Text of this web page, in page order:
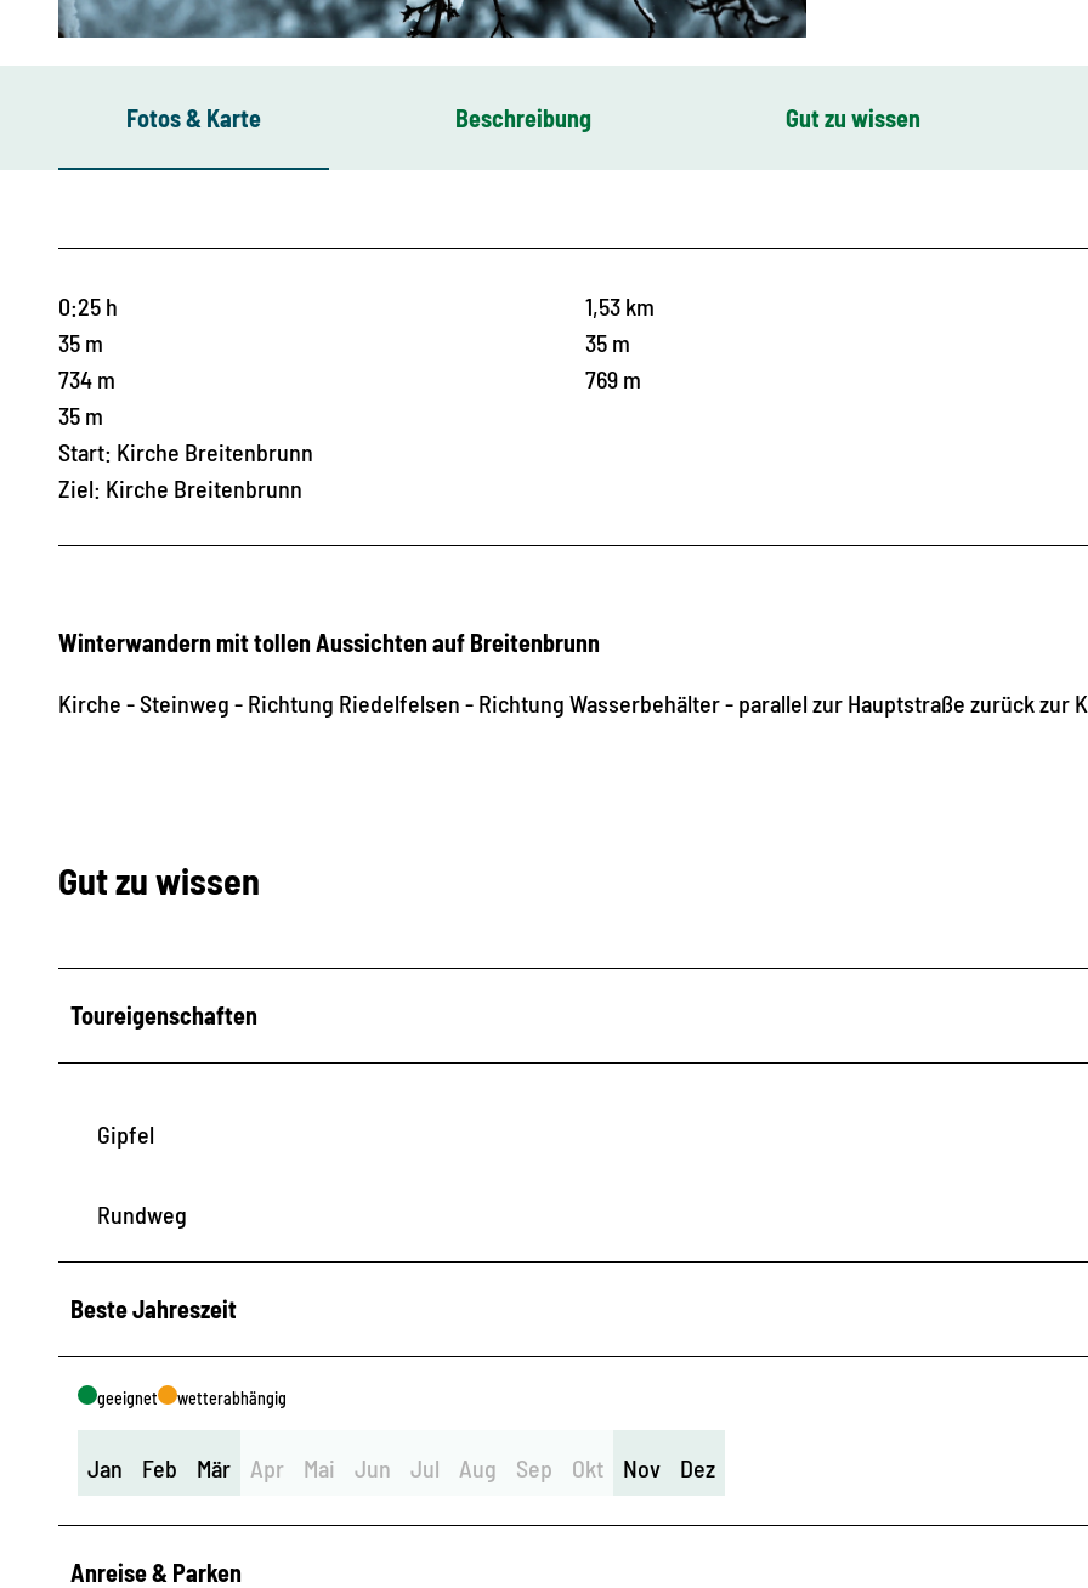
Fotos & Karte Beschreibung Gut zu wissen
0:25 h
1,53 km
35 m
35 m
734 m
769 m
35 m
Start: Kirche Breitenbrunn
Ziel: Kirche Breitenbrunn
Winterwandern mit tollen Aussichten auf Breitenbrunn
Kirche - Steinweg - Richtung Riedelfelsen - Richtung Wasserbehälter - parallel zur Hauptstraße zurück zur
Gut zu wissen
Toureigenschaften
Gipfel
Rundweg
Beste Jahreszeit
geeignet wetterabhängig
Jan Feb Mär Apr Mai Jun Jul Aug Sep Okt Nov Dez
Anreise & Parken